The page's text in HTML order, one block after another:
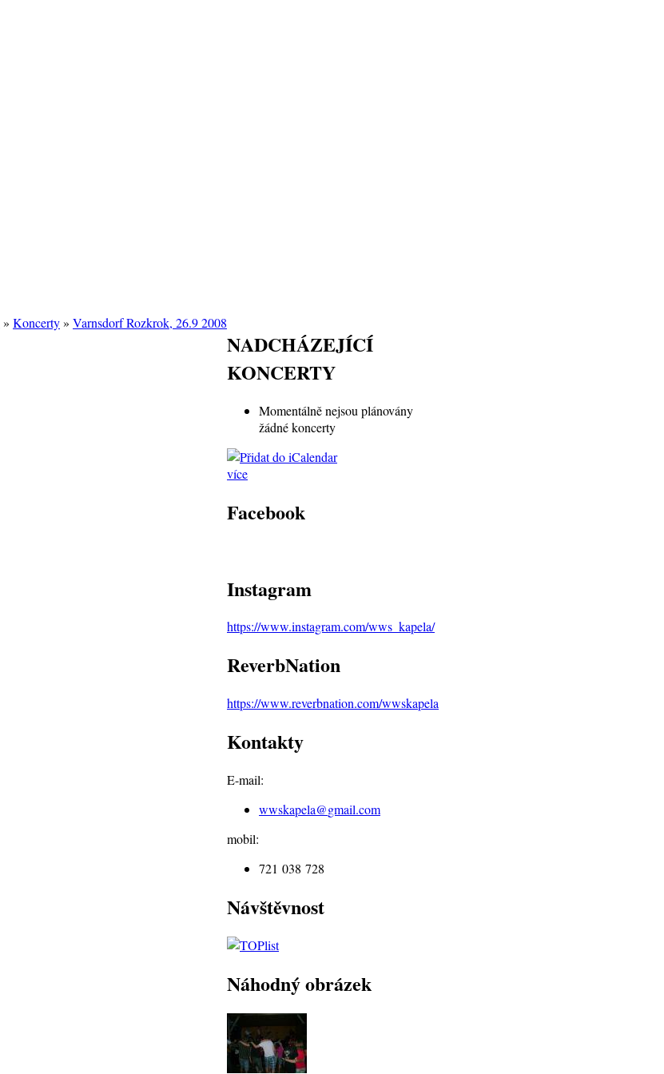
» Koncerty» Varnsdorf Rozkrok, 26.9 2008
NADCHÁZEJÍCÍ
KONCERTY
Momentálně nejsou plánovány
žádné koncerty
více
Facebook
Instagram
https://www.instagram.com/wws_kapela/
ReverbNation
https://www.reverbnation.com/wwskapela
Kontakty
E-mail:
wwskapela@gmail.com
mobil:
721 038 728
Návštěvnost
Náhodný obrázek